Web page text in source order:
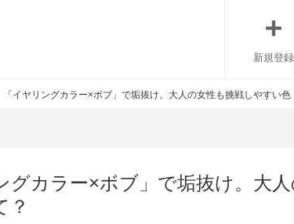
新規登録
「イヤリングカラー×ボブ」で垢抜け。大人の女性も挑戦しやすい色
グカラー×ボブ」で垢抜け。大
？